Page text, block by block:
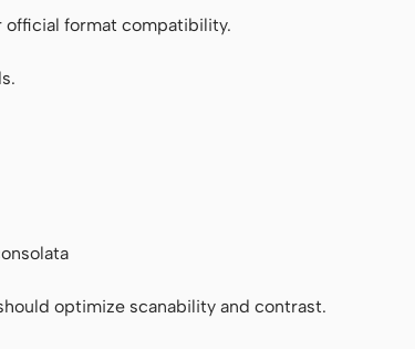
format compatibility.
optimize scanability and contrast.